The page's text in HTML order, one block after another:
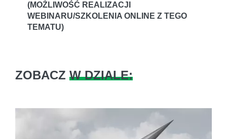
(MOŻLIWOŚĆ REALIZACJI
WEBINARU/SZKOLENIA ONLINE Z TEGO
TEMATU)
ZOBACZ W DZIALE: